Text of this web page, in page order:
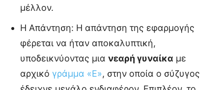
μέλλον.
Η Απάντηση: Η απάντηση της εφαρμογής
φέρεται να ήταν αποκαλυπτική,
υποδεικνύοντας μια νεαρή γυναίκα με
αρχικό γράμμα «Ε», στην οποία ο σύζυγος